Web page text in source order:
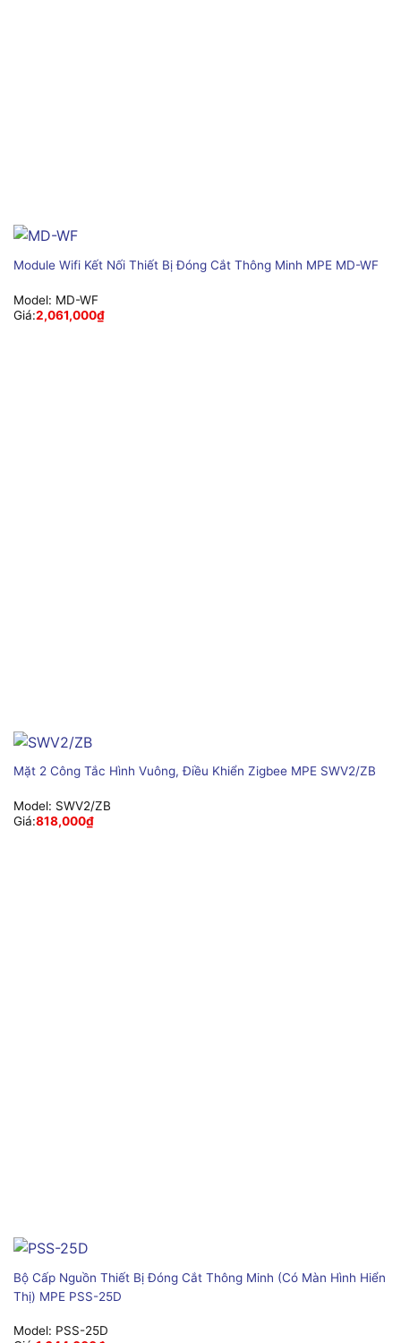
Module Wifi Kết Nối Thiết Bị Đóng Cắt Thông Minh MPE MD-WF
Model: MD-WF
Giá:2,061,000₫
Mặt 2 Công Tắc Hình Vuông, Điều Khiển Zigbee MPE SWV2/ZB
Model: SWV2/ZB
Giá:818,000₫
Bộ Cấp Nguồn Thiết Bị Đóng Cắt Thông Minh (Có Màn Hình Hiển
Thị) MPE PSS-25D
Model: PSS-25D